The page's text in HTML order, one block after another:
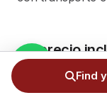
¿El precio
Sí: transporte,
Find